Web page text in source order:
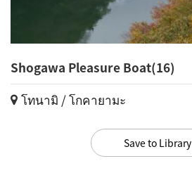
Shogawa Pleasure Boat(16)
โทนามิ / โกคายามะ
Save to Library